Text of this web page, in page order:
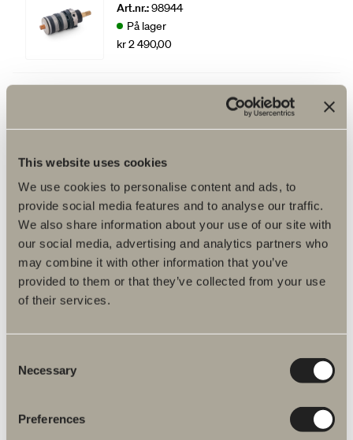
This website uses cookies
We use cookies to personalise content and ads, to
provide social media features and to analyse our traffic.
We also share information about your use of our site with
our social media, advertising and analytics partners who
may combine it with other information that you’ve
provided to them or that they’ve collected from your use
of their services.
Selection
Necessary
Preferences
Art.nr.:98944
På lager
kr 2 490,00
Få på lager
Produktfakta